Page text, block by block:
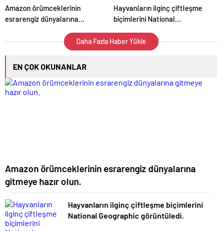
Amazon örümceklerinin
esrarengiz dünyalarına
Hayvanların ilginç çiftleşme
biçimlerini National
Daha Fazla Haber Yükle
EN ÇOK OKUNANLAR
Amazon örümceklerinin esrarengiz dünyalarına
gitmeye hazır olun.
Hayvanların ilginç çiftleşme biçimlerini
National Geographic görüntüledi.